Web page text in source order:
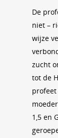
De
niet –
wijze
zucht
tot de
1,5 en